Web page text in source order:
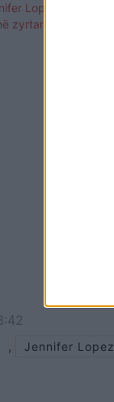
Lopez dhe
zyrtarisht
, Jennifer Lopez